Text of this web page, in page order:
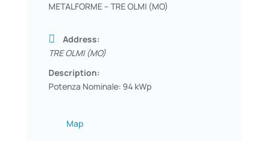
METALFORME – TRE OLMI (MO)
Address:
TRE OLMI (MO)
Description:
Potenza Nominale: 94 kWp
Map